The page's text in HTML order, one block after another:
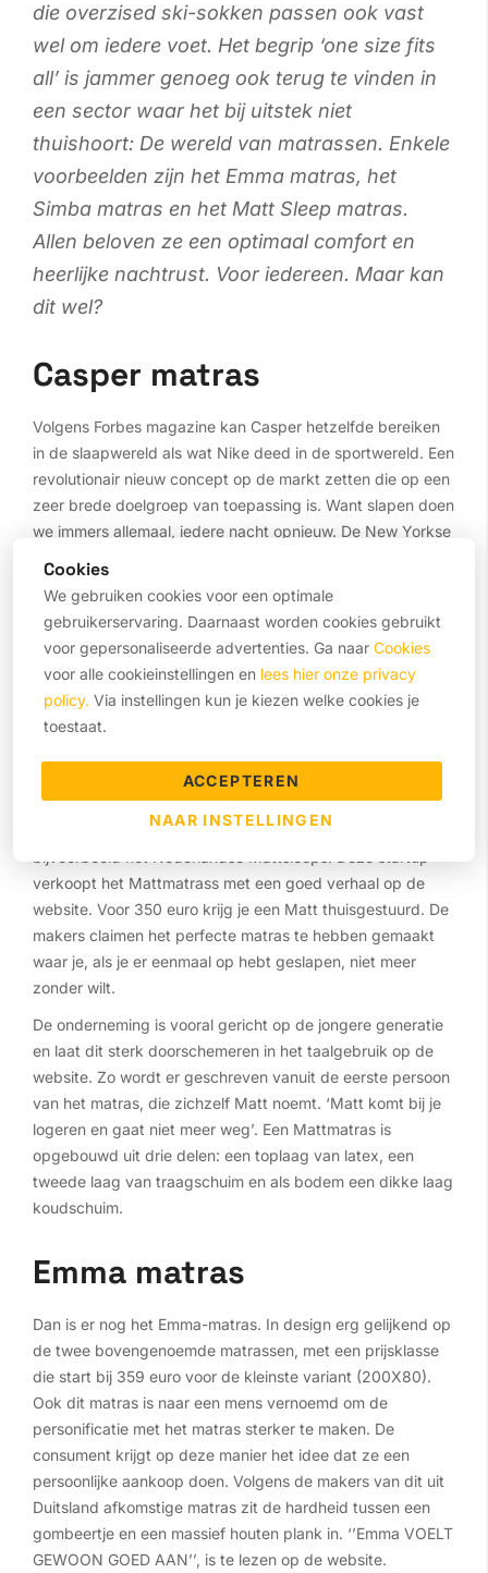
Cookies
We gebruiken cookies voor een optimale
gebruikerservaring. Daarnaast worden cookies gebruikt
voor gepersonaliseerde advertenties. Ga naar Cookies
voor alle cookieinstellingen en lees hier onze privacy
policy. Via instellingen kun je kiezen welke cookies je
toestaat.
ACCEPTEREN
NAAR INSTELLINGEN
die overzised ski-sokken passen ook vast
wel om iedere voet. Het begrip ‘one size fits
all’ is jammer genoeg ook terug te vinden in
een sector waar het bij uitstek niet
thuishoort: De wereld van matrassen. Enkele
voorbeelden zijn het Emma matras, het
Simba matras en het Matt Sleep matras.
Allen beloven ze een optimaal comfort en
heerlijke nachtrust. Voor iedereen. Maar kan
dit wel?
Casper matras
Volgens Forbes magazine kan Casper hetzelfde bereiken
in de slaapwereld als wat Nike deed in de sportwereld. Een
revolutionair nieuw concept op de markt zetten die op een
zeer brede doelgroep van toepassing is. Want slapen doen
we immers allemaal, iedere nacht opnieuw. De New Yorkse
niet zomaar gewonnen, omdat de matrassenmarkt een vrij
lastige markt is voor nieuwkomers.
Mattsleeps matras
‘een matras voor iedereen’ nu ook te zien. Vele startups
hopen dat hun onderneming een succes wordt door
hetzelfde concept als Casper te hanteren. Zo is er
verkoopt het Mattmatrass met een goed verhaal op de
website. Voor 350 euro krijg je een Matt thuisgestuurd. De
makers claimen het perfecte matras te hebben gemaakt
waar je, als je er eenmaal op hebt geslapen, niet meer
zonder wilt.
De onderneming is vooral gericht op de jongere generatie
en laat dit sterk doorschemeren in het taalgebruik op de
website. Zo wordt er geschreven vanuit de eerste persoon
van het matras, die zichzelf Matt noemt. ‘Matt komt bij je
logeren en gaat niet meer weg’. Een Mattmatras is
opgebouwd uit drie delen: een toplaag van latex, een
tweede laag van traagschuim en als bodem een dikke laag
koudschuim.
Emma matras
Dan is er nog het Emma-matras. In design erg gelijkend op
de twee bovengenoemde matrassen, met een prijsklasse
die start bij 359 euro voor de kleinste variant (200X80).
Ook dit matras is naar een mens vernoemd om de
personificatie met het matras sterker te maken. De
consument krijgt op deze manier het idee dat ze een
persoonlijke aankoop doen. Volgens de makers van dit uit
Duitsland afkomstige matras zit de hardheid tussen een
gombeertje en een massief houten plank in. ‘’Emma VOELT
GEWOON GOED AAN’’, is te lezen op de website.